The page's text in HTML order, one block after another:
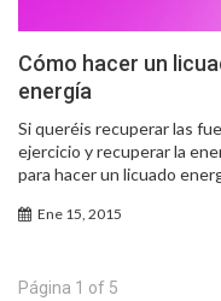
Cómo hacer un
energía
Si queréis recuperar las
ejercicio y recuperar la
para hacer un licuado
Ene 15, 2015
Página 1 of 5